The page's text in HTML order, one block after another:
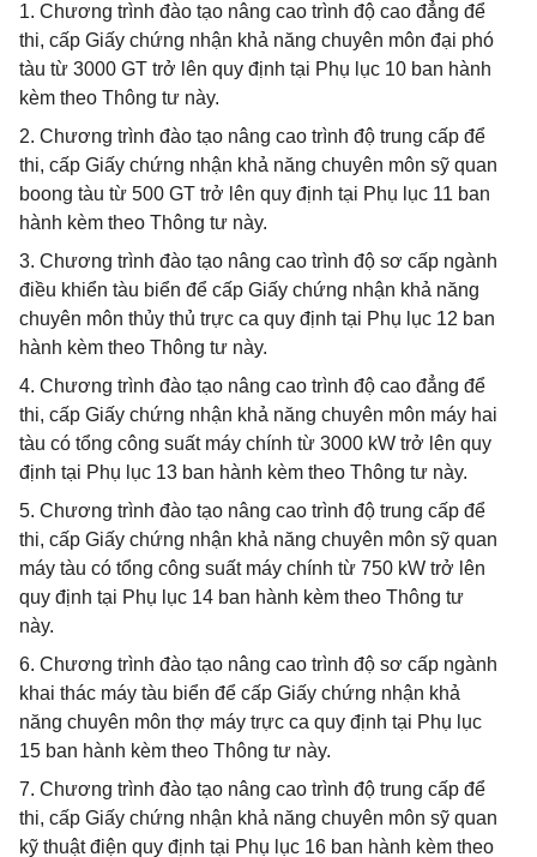
1. Chương trình đào tạo nâng cao trình độ cao đẳng để
thi, cấp Giấy chứng nhận khả năng chuyên môn đại phó
tàu từ 3000 GT trở lên quy định tại Phụ lục 10 ban hành
kèm theo Thông tư này.
2. Chương trình đào tạo nâng cao trình độ trung cấp để
thi, cấp Giấy chứng nhận khả năng chuyên môn sỹ quan
boong tàu từ 500 GT trở lên quy định tại Phụ lục 11 ban
hành kèm theo Thông tư này.
3. Chương trình đào tạo nâng cao trình độ sơ cấp ngành
điều khiển tàu biển để cấp Giấy chứng nhận khả năng
chuyên môn thủy thủ trực ca quy định tại Phụ lục 12 ban
hành kèm theo Thông tư này.
4. Chương trình đào tạo nâng cao trình độ cao đẳng để
thi, cấp Giấy chứng nhận khả năng chuyên môn máy hai
tàu có tổng công suất máy chính từ 3000 kW trở lên quy
định tại Phụ lục 13 ban hành kèm theo Thông tư này.
5. Chương trình đào tạo nâng cao trình độ trung cấp để
thi, cấp Giấy chứng nhận khả năng chuyên môn sỹ quan
máy tàu có tổng công suất máy chính từ 750 kW trở lên
quy định tại Phụ lục 14 ban hành kèm theo Thông tư
này.
6. Chương trình đào tạo nâng cao trình độ sơ cấp ngành
khai thác máy tàu biển để cấp Giấy chứng nhận khả
năng chuyên môn thợ máy trực ca quy định tại Phụ lục
15 ban hành kèm theo Thông tư này.
7. Chương trình đào tạo nâng cao trình độ trung cấp để
thi, cấp Giấy chứng nhận khả năng chuyên môn sỹ quan
kỹ thuật điện quy định tại Phụ lục 16 ban hành kèm theo